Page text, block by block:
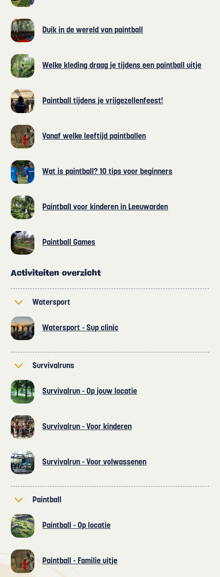
Duik in de wereld van paintball
Welke kleding draag je tijdens een paintball uitje
Paintball tijdens je vrijgezellenfeest!
Vanaf welke leeftijd paintballen
Wat is paintball? 10 tips voor beginners
Paintball voor kinderen in Leeuwarden
Paintball Games
Activiteiten overzicht
Watersport
Watersport - Sup clinic
Survivalruns
Survivalrun - Op jouw locatie
Survivalrun - Voor kinderen
Survivalrun - Voor volwassenen
Paintball
Paintball - Op locatie
Paintball - Familie uitje